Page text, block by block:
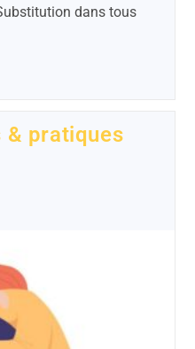
dans tous
& pratiques